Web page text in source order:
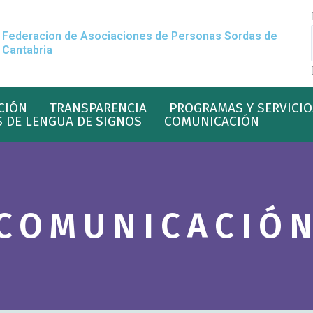
Federacion de Asociaciones de Personas Sordas de
Cantabria
TRANSPARENCIA
PROGRAMAS Y
DE LENGUA DE SIGNOS
COMUNICACIÓN